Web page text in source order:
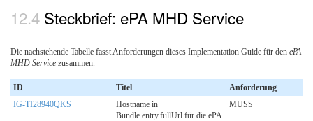
Steckbrief: ePA MHD Service
Die nachstehende Tabelle fasst Anforderungen dieses Implementation Guide für den ePA
MHD Service zusammen.
ID Titel
Anforderung
IG-TI28940QKS
Hostname in
Bundle.entry.fullUrl für die ePA
MUSS